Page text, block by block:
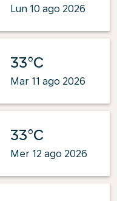
Lun 10 ago 2026
33°C
Mar 11 ago 2026
33°C
Mer 12 ago 2026